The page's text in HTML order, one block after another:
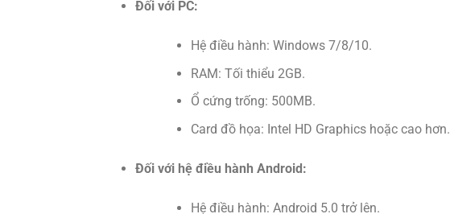
Đối với PC:
Hệ điều hành: Windows 7/8/10.
RAM: Tối thiểu 2GB.
Ổ cứng trống: 500MB.
Card đồ họa: Intel HD Graphics hoặc cao hơn.
Đối với hệ điều hành Android:
Hệ điều hành: Android 5.0 trở lên.